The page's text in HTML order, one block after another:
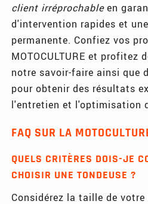
client irréprochableen
d'intervention rapides et
permanente. Confiez vos
MOTOCULTURE et profitez
notre savoir-faire ainsi que
pour obtenir des résultats
l'entretien et l'optimisation
FAQ SUR LA
QUELS CRITÈRES DOIS-JE
CHOISIR UNE TONDEUSE ?
Considérez la taille de